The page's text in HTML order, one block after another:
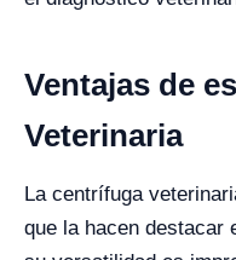
Ventajas de
Veterinaria
La centrífuga
que la hacen destacar